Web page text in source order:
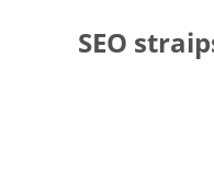
contentSEO